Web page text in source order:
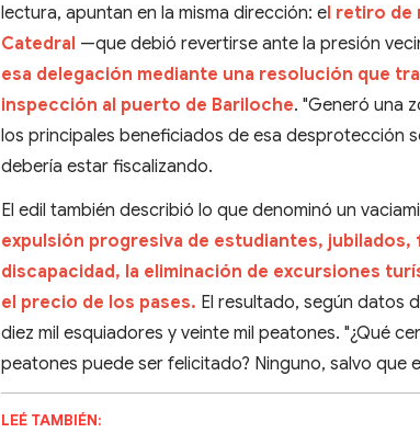
lectura, apuntan en la misma dirección: el retiro de
Catedral —que debió revertirse ante la presión
esa delegación mediante una resolución que
inspección al puerto de Bariloche. "Generó una
los principales beneficiados de esa desprotección
debería estar fiscalizando.
El edil también describió lo que denominó un
expulsión progresiva de estudiantes,
discapacidad, la eliminación de excursiones
el precio de los pases. El resultado, según datos
diez mil esquiadores y veinte mil peatones. "¿Qué
peatones puede ser felicitado? Ninguno, salvo que
LEÉ TAMBIÉN: